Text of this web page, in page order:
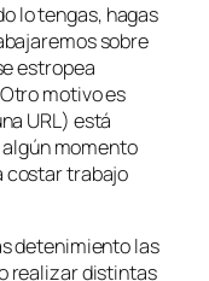
lo tengas, hagas
sobre
estropea
motivo es
URL) está
algún momento
costar trabajo
detenimiento las
realizar distintas